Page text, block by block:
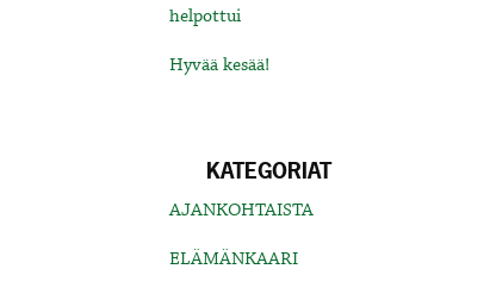
helpottui
Hyvää kesää!
KATEGORIAT
AJANKOHTAISTA
ELÄMÄNKAARI